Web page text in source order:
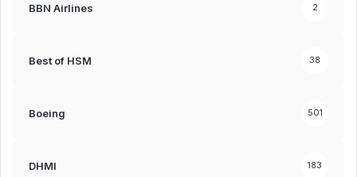
BBN Airlines 2
Best of HSM 38
Boeing 501
DHMI 183